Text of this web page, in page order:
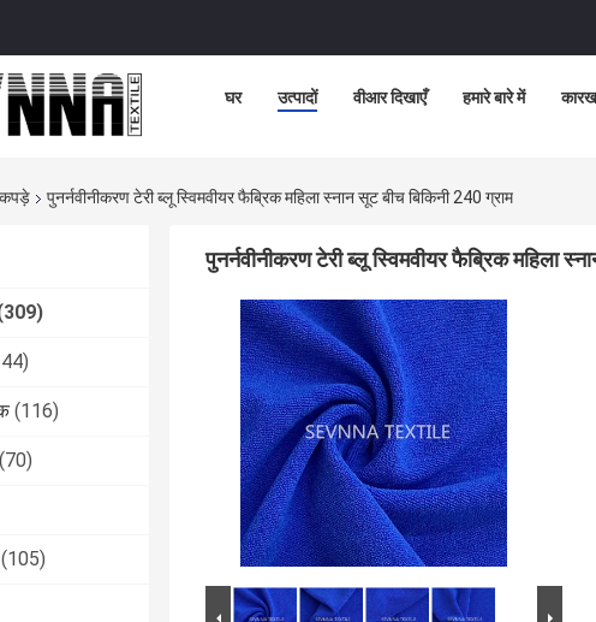
घर उत्पादों वीआर दिखाएँ हमारे बारे में
कपड़े पुनर्नवीनीकरण टेरी ब्लू स्विमवीयर फैब्रिक महिला स्नान सूट बीच बिकिनी 240 ग्राम
(116)
(70)
(105)
पुनर्नवीनीकरण टेरी ब्लू स्विमवीयर फैब्रिक महिला